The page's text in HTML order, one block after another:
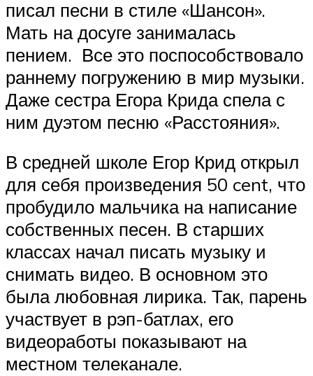
писал песни в стиле «Шансон».
Мать на досуге занималась
пением. Все это поспособствовало
раннему погружению в мир музыки.
Даже сестра Егора Крида спела с
ним дуэтом песню «Расстояния».
В средней школе Егор Крид открыл
для себя произведения 50 cent, что
пробудило мальчика на написание
собственных песен. В старших
классах начал писать музыку и
снимать видео. В основном это
была любовная лирика. Так, парень
участвует в рэп-батлах, его
видеоработы показывают на
местном телеканале.